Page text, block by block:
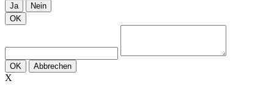
Ja
Nein
OK
OK Abbrechen
X